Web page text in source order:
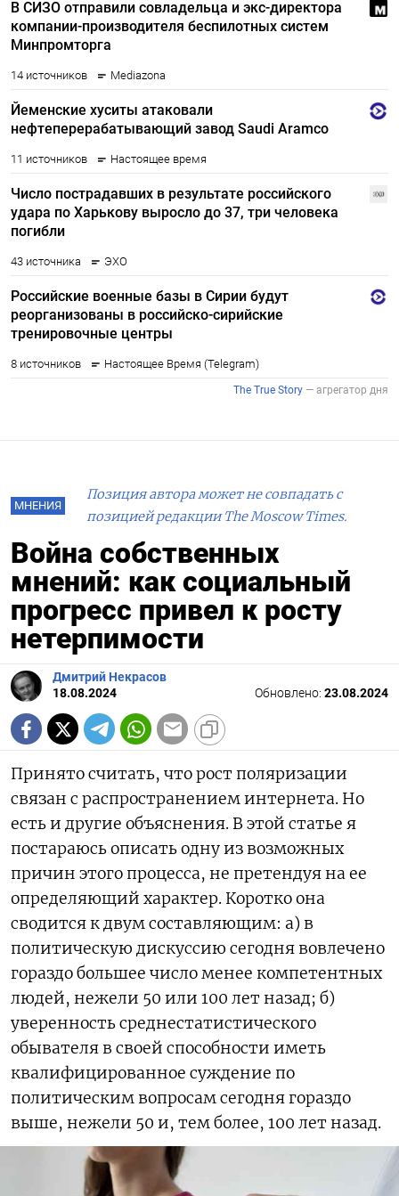
МНЕНИЯ
Позиция автора может не совпадать с
позицией редакции The Moscow Times.
Война собственных
мнений: как социальный
прогресс привел к росту
нетерпимости
Дмитрий Некрасов
18.08.2024
Обновлено: 23.08.2024
Принято считать, что рост поляризации
связан с распространением интернета. Но
есть и другие объяснения. В этой статье я
постараюсь описать одну из возможных
причин этого процесса, не претендуя на ее
определяющий характер. Коротко она
сводится к двум составляющим: а) в
политическую дискуссию сегодня вовлечено
гораздо большее число менее компетентных
людей, нежели 50 или 100 лет назад; б)
уверенность среднестатистического
обывателя в своей способности иметь
квалифицированное суждение по
политическим вопросам сегодня гораздо
выше, нежели 50 и, тем более, 100 лет назад.